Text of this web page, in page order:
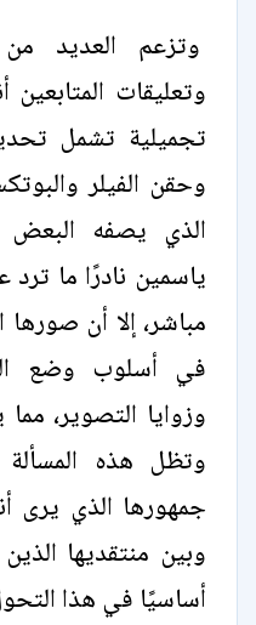
وتزعم العديد من
وتعليقات
تجميلية تشمل
وحقن الفيلر
الذي يصفه البعض
ياسمين نادرًا ما
مباشر، إلا أن صورها
في أسلوب وضع
وزوايا التصوير،
وتظل هذه
جمهورها الذي يرى
وبين منتقديها
أساسيًا في هذا